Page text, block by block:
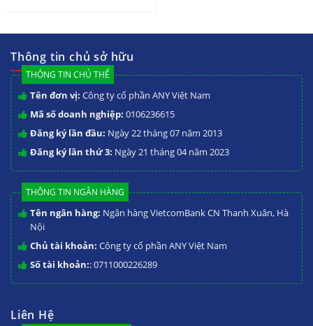
Thông tin chủ sở hữu
THÔNG TIN CHỦ THỂ
Tên đơn vị: Công ty cổ phần ANY Việt Nam
Mã số doanh nghiệp: 0106236615
Đăng ký lần đầu: Ngày 22 tháng 07 năm 2013
Đăng ký lần thứ 3: Ngày 21 tháng 04 năm 2023
THÔNG TIN NGÂN HÀNG
Tên ngân hàng: Ngân hàng VietcomBank CN Thanh Xuân, Hà
Nội
Chủ tài khoản: Công ty cổ phần ANY Việt Nam
Số tài khoản:: 0711000226289
Liên Hệ